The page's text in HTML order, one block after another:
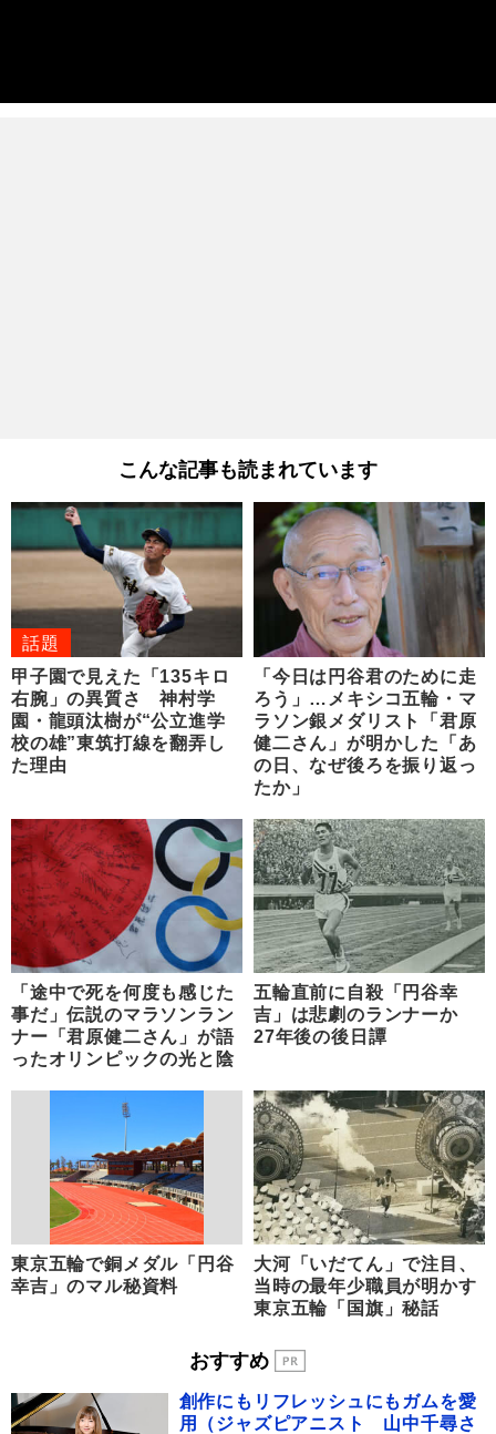
こんな記事も読まれています
話題
甲子園で見えた「135キロ
右腕」の異質さ 神村学
園・龍頭汰樹が“公立進学
校の雄”東筑打線を翻弄し
た理由
「今日は円谷君のために走
ろう」…メキシコ五輪・マ
ラソン銀メダリスト「君原
健二さん」が明かした「あ
の日、なぜ後ろを振り返っ
たか」
「途中で死を何度も感じた
事だ」伝説のマラソンラン
ナー「君原健二さん」が語
ったオリンピックの光と陰
五輪直前に自殺「円谷幸
吉」は悲劇のランナーか
27年後の後日譚
東京五輪で銅メダル「円谷
幸吉」のマル秘資料
大河「いだてん」で注目、
当時の最年少職員が明かす
東京五輪「国旗」秘話
おすすめ
創作にもリフレッシュにもガムを愛
用（ジャズピアニスト 山中千尋さ